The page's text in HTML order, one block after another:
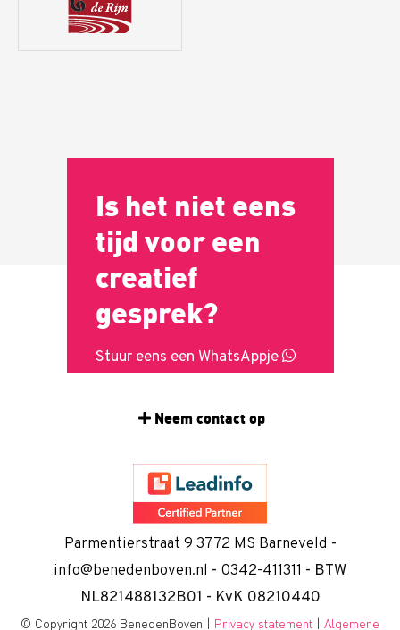
Is het niet eens
tijd voor een
creatief
gesprek?
Stuur eens een WhatsAppje
Neem contact op
Parmentierstraat 9 3772 MS Barneveld -
info@benedenboven.nl - 0342-411311 - BTW
NL821488132B01 - KvK 08210440
© Copyright 2026 BenedenBoven | Privacy statement | Algemene